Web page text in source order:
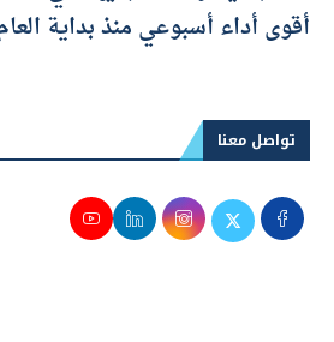
الذهب يقفز 130
تواصل معنا